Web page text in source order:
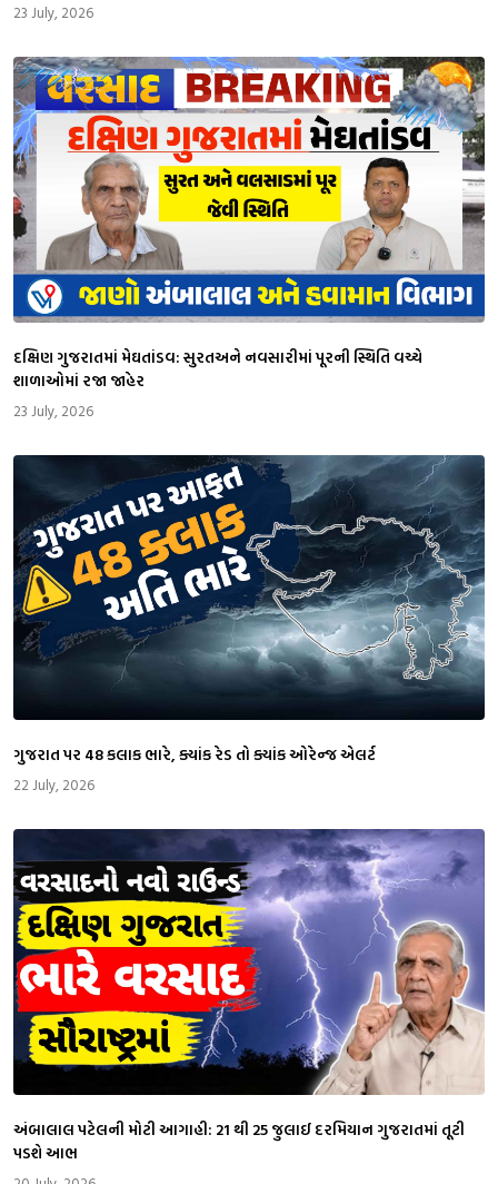
23 July, 2026
દક્ષિણ ગુજરાતમાં મેઘતાંડવ: સુરતઅને નવસારીમાં પૂરની સ્થિતિ વચ્ચે
શાળાઓમાં રજા જાહેર
23 July, 2026
ગુજરાત પર 48 કલાક ભારે, ક્યાંક રેડ તો ક્યાંક ઓરેન્જ એલર્ટ
22 July, 2026
અંબાલાલ પટેલની મોટી આગાહી: 21 થી 25 જુલાઈ દરમિયાન ગુજરાતમાં તૂટી
પડશે આભ